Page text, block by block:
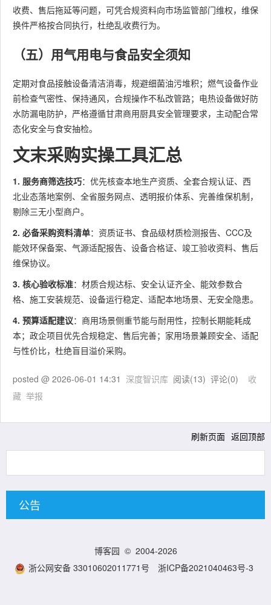
收费、售后拖延等问题，可凭合规资料向市场监管部门维权，维保
换件严格按合同执行，杜绝乱收费行为。
（五）用气用电与食品安全须知
定期对食品接触设备清洁消毒，规避细菌油污堆积；燃气设备作业
前检查气密性、保持通风，合规操作不私改管路；电热设备做好防
水防漏电防护，严格遵循甘肃商用厨具安全管理要求，主动配合常
态化安全与食安抽检。
文末采购实操工具汇总
1. 服务商筛选技巧：优先核查本地生产资质、全套合规认证、西
北业态落地案例、全省服务网点、透明报价体系、完善维保机制，
剔除三无小型商户。
2. 必备采购资料清单：资质证书、食品级材质检测报告、CCC及
能效环保备案、气源适配报告、设备合格证、竣工验收资料、售后
维保协议。
3. 核心验收标准：材质合规达标、安全认证齐全、能效参数合
格、施工安装规范、设备运行稳定、适配本地场景、无安全隐患。
4. 预算适配建议：商用场景侧重节能与耐用性，控制长期能耗成
本；政企项目优先合规稳定、售后完善；家用场景兼顾安全、适配
与性价比，杜绝盲目溢价采购。
posted @ 2026-06-01 14:31 深度智识库 阅读(13) 评论(0) 收
藏 举报
刷新页面 返回顶部
公告
博客园 © 2004-2026
浙公网安备 33010602011771号
浙ICP备2021040463号-3